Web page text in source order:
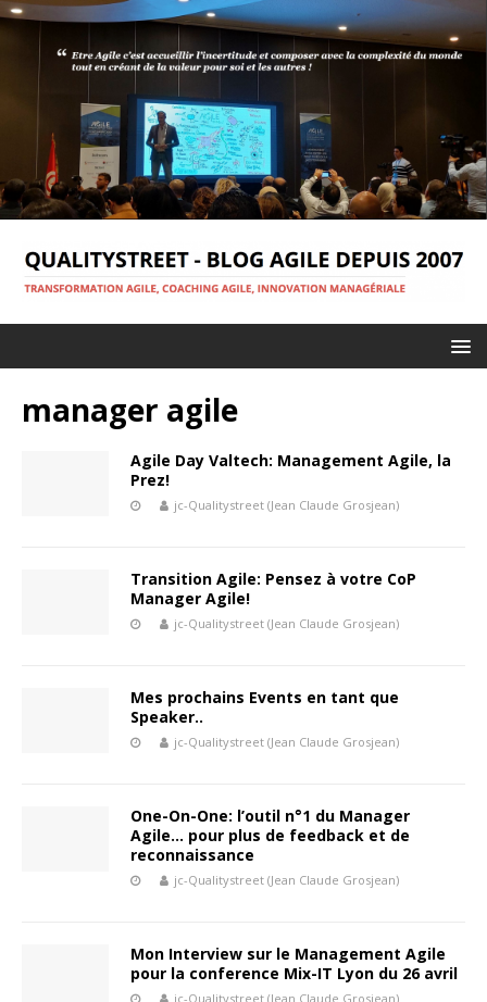
manager agile
Agile Day Valtech: Management Agile, la
Prez!
jc-Qualitystreet (Jean Claude Grosjean)
Transition Agile: Pensez à votre CoP
Manager Agile!
jc-Qualitystreet (Jean Claude Grosjean)
Mes prochains Events en tant que
Speaker..
jc-Qualitystreet (Jean Claude Grosjean)
One-On-One: l’outil n°1 du Manager
Agile… pour plus de feedback et de
reconnaissance
jc-Qualitystreet (Jean Claude Grosjean)
Mon Interview sur le Management Agile
pour la conference Mix-IT Lyon du 26 avril
jc-Qualitystreet (Jean Claude Grosjean)